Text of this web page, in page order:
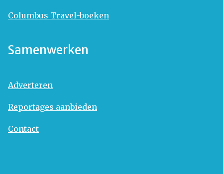
Columbus Travel-boeken
Samenwerken
Adverteren
Reportages aanbieden
Contact